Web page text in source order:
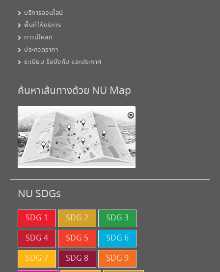
บริการออนไลน์
พื้นที่ให้บริการ
ดาวน์โหลด
ประกวดราคา
ระเบียบ ข้อบังคับ และประกาศ
ค้นหาเส้นทางด้วย NU Map
NU SDGs
SDG 1 SDG 2
SDG 3
SDG 4
SDG 5
SDG 6
SDG 7
SDG 8
SDG 9